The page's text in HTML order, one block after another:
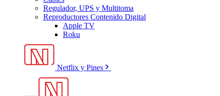
Regulador, UPS y Multitoma
Reproductores Contenido Digital
Apple TV
Roku
Netflix y Pines